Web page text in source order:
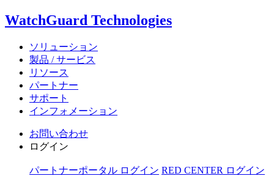
WatchGuard Technologies
ソリューション
製品 / サービス
リソース
パートナー
サポート
インフォメーション
お問い合わせ
ログイン
パートナーポータル ログイン RED CENTER ログイン